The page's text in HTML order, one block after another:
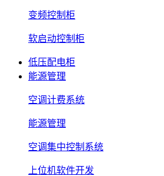
变频控制柜
软启动控制柜
低压配电柜
能源管理
空调计费系统
能源管理
空调集中控制系统
上位机软件开发